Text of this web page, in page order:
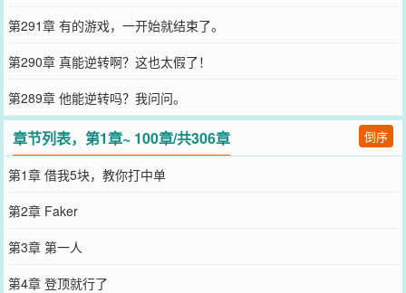
第291章 有的游戏，一开始就结束了。
第290章 真能逆转啊？这也太假了！
第289章 他能逆转吗？我问问。
章节列表，第1章~ 100章/共306章 倒序
第1章 借我5块，教你打中单
第2章 Faker
第3章 第一人
第4章 登顶就行了